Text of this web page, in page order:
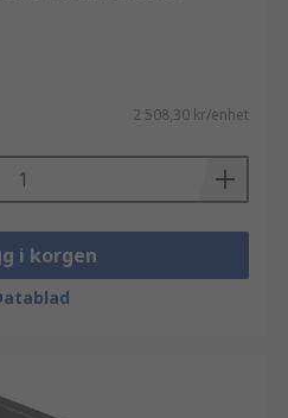
2 508,30 kr/enhet
i korgen